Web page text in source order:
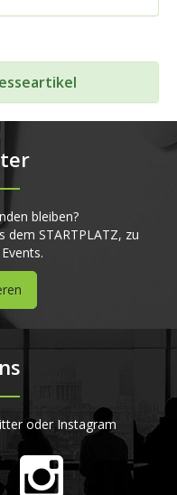
bleiben?
dem STARTPLATZ, zu
oder Instagram